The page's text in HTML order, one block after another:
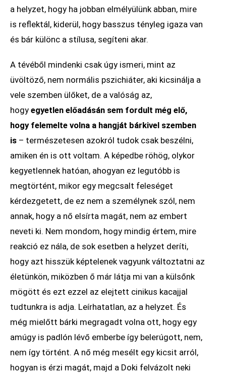
a helyzet, hogy ha jobban elmélyülünk abban, mire
is reflektál, kiderül, hogy basszus tényleg igaza van
és bár különc a stílusa, segíteni akar.
A tévéből mindenki csak úgy ismeri, mint az
üvöltöző, nem normális pszichiáter, aki kicsinálja a
vele szemben ülőket, de a valóság az,
hogy egyetlen előadásán sem fordult még elő,
hogy felemelte volna a hangját bárkivel szemben
is – természetesen azokról tudok csak beszélni,
amiken én is ott voltam. A képedbe röhög, olykor
kegyetlennek hatóan, ahogyan ez legutóbb is
megtörtént, mikor egy megcsalt feleséget
kérdezgetett, de ez nem a személynek szól, nem
annak, hogy a nő elsírta magát, nem az embert
neveti ki. Nem mondom, hogy mindig értem, mire
reakció ez nála, de sok esetben a helyzet deríti,
hogy azt hisszük képtelenek vagyunk változtatni az
életünkön, miközben ő már látja mi van a külsőnk
mögött és ezt ezzel az elejtett cinikus kacajjal
tudtunkra is adja. Leírhatatlan, az a helyzet. És
még mielőtt bárki megragadt volna ott, hogy egy
amúgy is padlón lévő emberbe így belerúgott, nem,
nem így történt. A nő még mesélt egy kicsit arról,
hogyan is érzi magát, majd a Doki felvázolt neki